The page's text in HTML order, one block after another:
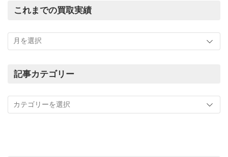
これまでの買取実績
ま
の
績
記事カテゴリー
カ